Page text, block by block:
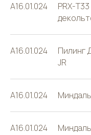
А16.01.024
PRX-
А16.01.024
Пилинг
JR
А16.01.024
А16.01.024